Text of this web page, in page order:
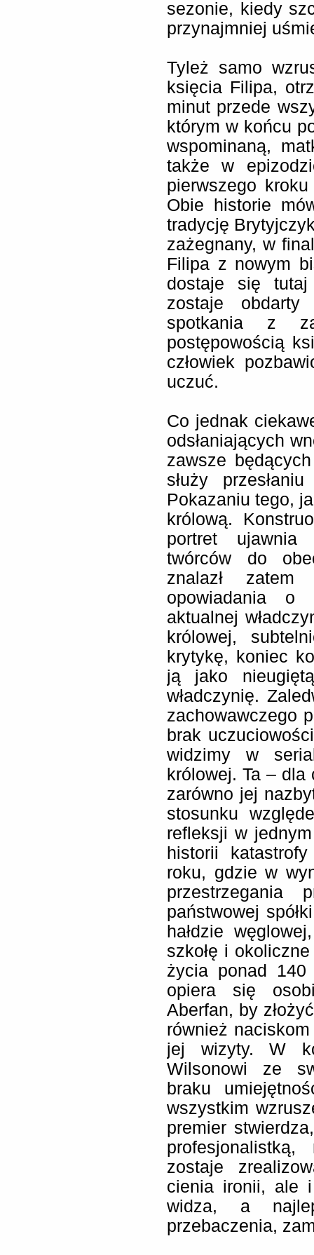
sezonie, kiedy
przynajmniej
Tyleż samo
księcia Filipa,
minut przede
którym w końcu
wspominaną,
także w
pierwszego
Obie historie
tradycję
zażegnany, w
Filipa z nowym
dostaje się tutaj
zostaje
spotkania z
postępowością
człowiek
uczuć.
Co jednak
odsłaniających
zawsze
służy
Pokazaniu tego,
królową.
portret ujawnia
twórców do
znalazł zatem
opowiadania o
aktualnej
królowej,
krytykę, koniec
ją jako
władczynię.
zachowawczego
brak
widzimy w
królowej. Ta –
zarówno jej
stosunku
refleksji w
historii
roku, gdzie w
przestrzegania
państwowej
hałdzie
szkołę i
życia ponad
opiera się
Aberfan, by
również
jej wizyty. W
Wilsonowi ze
braku
wszystkim
premier
zostaje
cienia ironii, ale
widza, a
przebaczenia,